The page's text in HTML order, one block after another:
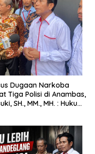
Dugaan Narkoba
Tiga Polisi di Anambas,
SH., MM., MH. : Hukum